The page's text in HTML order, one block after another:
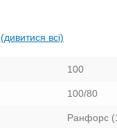
(дивитися всі)
100
100/80
Ранфорс